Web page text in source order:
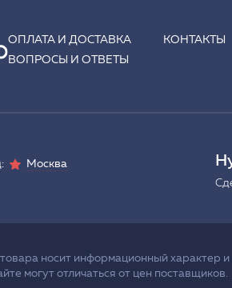
ОПЛАТА И ДОСТАВКА
КОНТАКТЫ
ВОПРОСЫ И ОТВЕТЫ
Москва
носит информационный характер и
могут отличаться от цен поставщиков.